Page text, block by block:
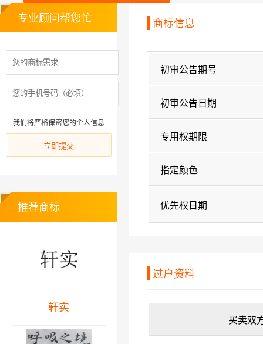
商标信息
初审公告期号
初审公告日期
专用权期限
指定颜色
优先权日期
过户资料
买卖双
专业顾问帮您忙
我们将严格保密您的个人信息
推荐商标
轩实